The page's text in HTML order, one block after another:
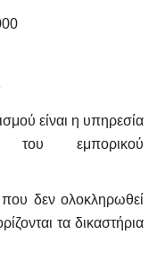
είναι η υπηρεσία
του εμπορικού
δεν ολοκληρωθεί
τα δικαστήρια